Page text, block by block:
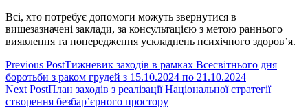
Всі, хто потребує допомоги можуть звернутися в
вищезазначені заклади, за консультацією з метою раннього
виявлення та попередження ускладнень психічного здоров’я.
Навігація
записів
Previous PostТижневик заходів в рамках Всесвітнього дня
боротьби з раком грудей з 15.10.2024 по 21.10.2024
Next PostПлан заходів з реалізації Національної стратегії
створення безбар’єрного простору